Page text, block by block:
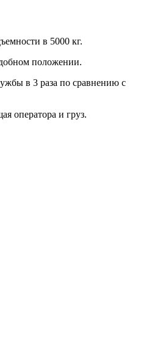
в 5000 кг.
положении.
в 3 раза по сравнению с
оператора и груз.